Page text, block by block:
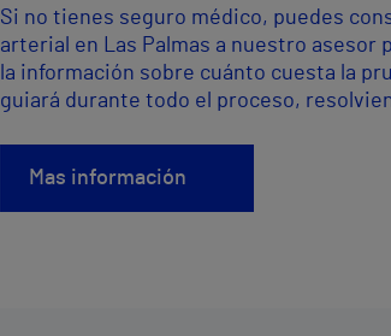
Si no tienes seguro médico, puedes
arterial en Las Palmas a nuestro asesor
la información sobre cuánto cuesta la
guiará durante todo el proceso,
Mas información